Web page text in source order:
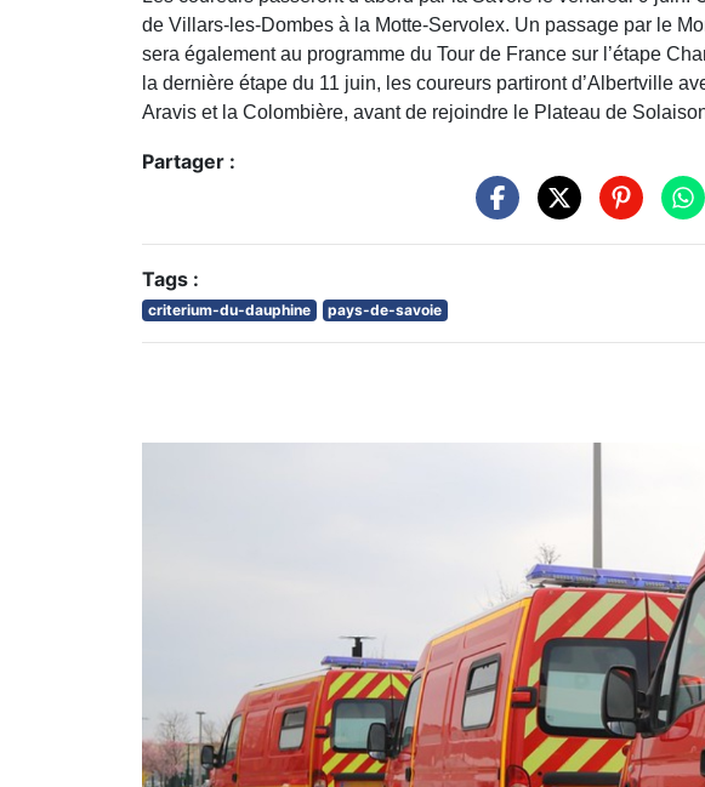
de Villars-les-Dombes à la Motte-Servolex. Un passage par le
sera également au programme du Tour de France sur l’étape
la dernière étape du 11 juin, les coureurs partiront d’Albertville
Aravis et la Colombière, avant de rejoindre le Plateau de
Partager :
Tags :
criterium-du-dauphine pays-de-savoie